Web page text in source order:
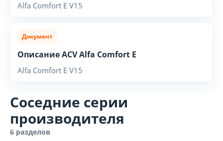
Alfa Comfort E V15
Документ
Описание ACV Alfa Comfort E
Alfa Comfort E V15
Соседние серии
производителя
6 разделов